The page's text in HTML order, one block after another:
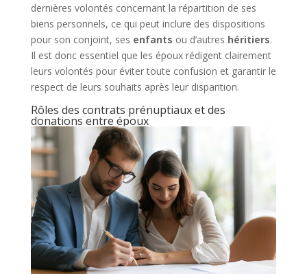
dernières volontés concernant la répartition de ses
biens personnels, ce qui peut inclure des dispositions
pour son conjoint, ses enfants ou d’autres héritiers.
Il est donc essentiel que les époux rédigent clairement
leurs volontés pour éviter toute confusion et garantir le
respect de leurs souhaits après leur disparition.
Rôles des contrats prénuptiaux et des
donations entre époux